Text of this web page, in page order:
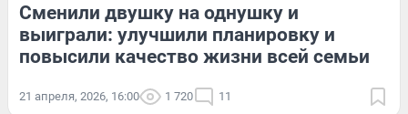
Сменили двушку на однушку и
выиграли: улучшили планировку и
повысили качество жизни всей семьи
21 апреля, 2026, 16:00 1 720 11